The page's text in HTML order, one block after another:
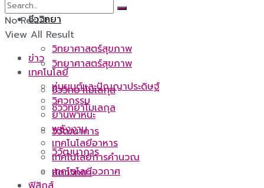
ชีววิทยา
วิทยาศาสตร์สุขภาพ
ชีววิทยาโมเลกุล
วิวัฒนาการ
ชีววิทยา
วิทยาศาสตร์สุขภาพ
ชีววิทยาโมเลกุล
วิวัฒนาการ
สัตววิทยา
No Result
View All Result
ข่าว
เทคโนโลยี
หุ่นยนต์และปัญญาประดิษฐ์
วิศวกรรม
ยานพาหนะ
พลังงาน
เทคโนโลยีอาหาร
เทคโนโลยีการคำนวณ
เทคโนโลยีอวกาศ